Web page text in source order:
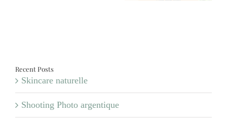
Recent Posts
Skincare naturelle
Shooting Photo argentique